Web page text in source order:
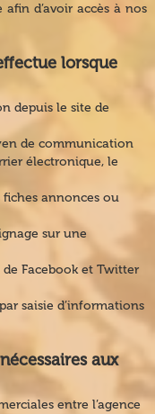
d’avoir accès à nos
lorsque
depuis le site de
de communication
électronique, le
annonces ou
sur une
Facebook et Twitter
saisie d’informations
aux
entre l’agence